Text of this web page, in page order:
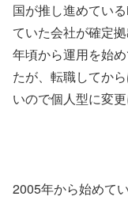
国が推し進めてい
ていた会社が確定
年頃から運用を始
たが、転職してか
いので個人型に変更
2005年から始めて